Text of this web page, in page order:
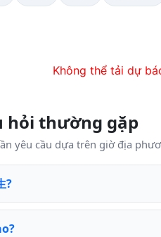
Không thể tải dự
hỏi thường gặp
yêu cầu dựa trên giờ địa
?